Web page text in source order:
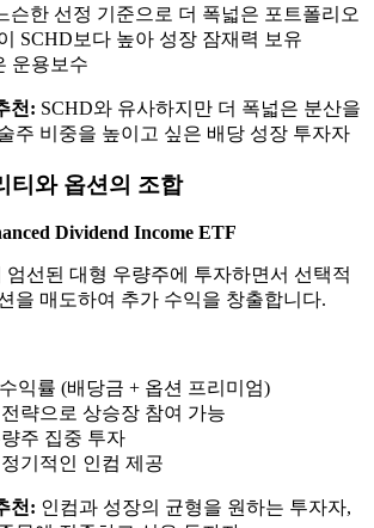
슨한 선정 기준으로 더 폭넓은 포트폴리오
SCHD보다 높아 성장 잠재력 보유
운용보수
천: SCHD와 유사하지만 더 폭넓은 분산을
주 비중을 높이고 싶은 배당 성장 투자자
와 옵션의 조합
Dividend Income ETF
선된 대형 우량주에 투자하면서 선택적
을 매도하여 추가 수익을 창출합니다.
익률 (배당금 + 옵션 프리미엄)
략으로 상승장 참여 가능
주 집중 투자
기적인 인컴 제공
천: 인컴과 성장의 균형을 원하는 투자자,